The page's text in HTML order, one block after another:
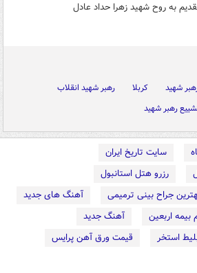
به روح شهید زهرا حداد عادل
شهید کربلا
رهبر شهید انقلاب
رهبر شهید
سایت تاریخ ایران
رزرو هتل استانبول
جراح بینی ترمیمی
آهنگ های جدید
بیمه اربعین
آهنگ جدید
استخر
قیمت ورق آهن پرایس